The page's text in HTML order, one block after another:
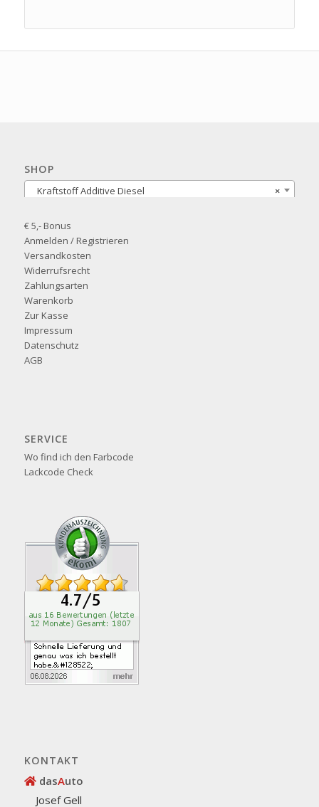
SHOP
×
Kraftstoff Additive Diesel
€ 5,- Bonus
Anmelden / Registrieren
Versandkosten
Widerrufsrecht
Zahlungsarten
Warenkorb
Zur Kasse
Impressum
Datenschutz
AGB
SERVICE
Wo find ich den Farbcode
Lackcode Check
KONTAKT
dasAuto
Josef Gell